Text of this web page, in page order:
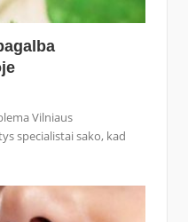
Vilniaus
specialistai sako, kad